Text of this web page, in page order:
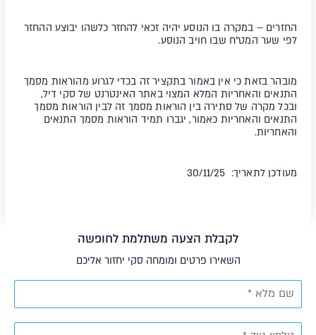
החזרים – במקרה בו הנוסע יהיה זכאי להחזר כלשהו יבוצע ההחזר
לפי שער המט"ח שבו חויב הנוסע.
מובהר בזאת כי אין באמור בתקציר זה בכדי לגרוע מהוראות מסמך
התנאים והאחריות המלא המצוי באתר האינטרנט של סקי דיל,
ובכל מקרה של סתירה בין הוראות מסמך זה לבין הוראות מסמך
התנאים והאחריות כאמור, יגברו תמיד הוראות מסמך התנאים
והאחריות.
מעודכן לתאריך: 30/11/25
לקבלת הצעה משתלמת לחופשה
השאירו פרטים ומומחה סקי יחזור אליכם